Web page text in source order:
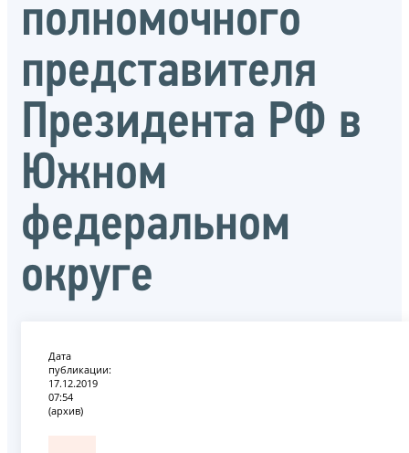
полномочного
представителя
Президента РФ в
Южном
федеральном
округе
Дата
публикации:
17.12.2019
07:54
(архив)